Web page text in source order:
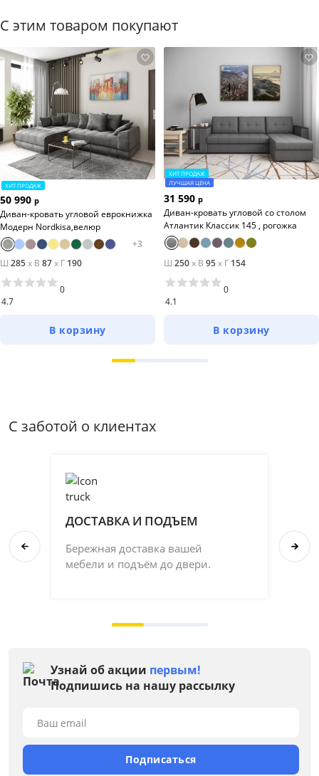
С этим товаром покупают
ХИТ ПРОДАЖ
50 990 р
Диван-кровать угловой еврокнижка
Модерн Nordkisa,велюр
+3
Ш 285x В 87x Г 190
4.7
0
В корзину
ХИТ ПРОДАЖ
ЛУЧШАЯ ЦЕНА
31 590 р
Диван-кровать угловой со столом
Атлантик Классик 145 , рогожка
Ш 250x В 95x Г 154
4.1
0
В корзину
С заботой о клиентах
ДОСТАВКА И ПОДЪЕМ
Бережная доставка вашей
мебели и подъём до двери.
Узнай об акции первым!
Подпишись на нашу рассылку
Ваш email
Подписаться